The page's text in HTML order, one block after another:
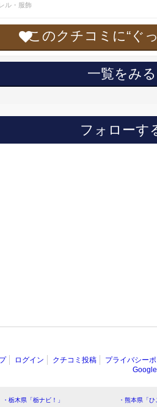
ル・服飾
このクチコミに“ぐ
一覧をみる
フォローす
ログイン クチコミ投稿
プライバシー
・栃木県「栃ナビ！」 ・熊本県「